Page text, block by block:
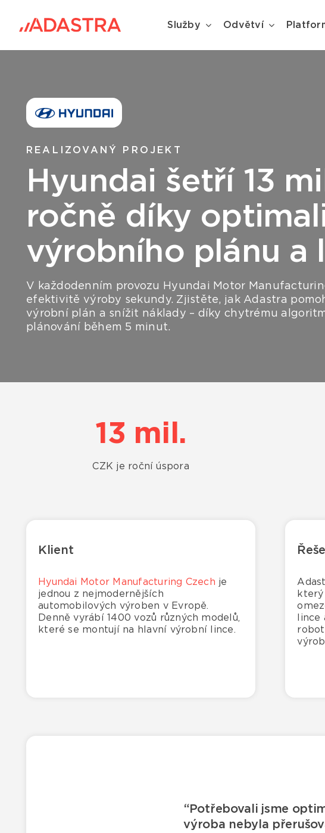
content
Služby Odvětví
REALIZOVANÝ PROJEKT
Hyundai šetří 13
ročně díky
výrobního plánu a
V každodenním provozu Hyundai Motor
efektivitě výroby sekundy. Zjistěte, jak Adastra
výrobní plán a snížit náklady – díky chytrému
plánování během 5 minut.
13 mil.
CZK je roční úspora
Klient
Hyundai Motor Manufacturing Czech je
jednou z nejmodernějších
automobilových výroben v Evropě.
Denně vyrábí 1400 vozů různých modelů,
které se montují na hlavní výrobní lince.
“Potřebovali jsme
výroba nebyla